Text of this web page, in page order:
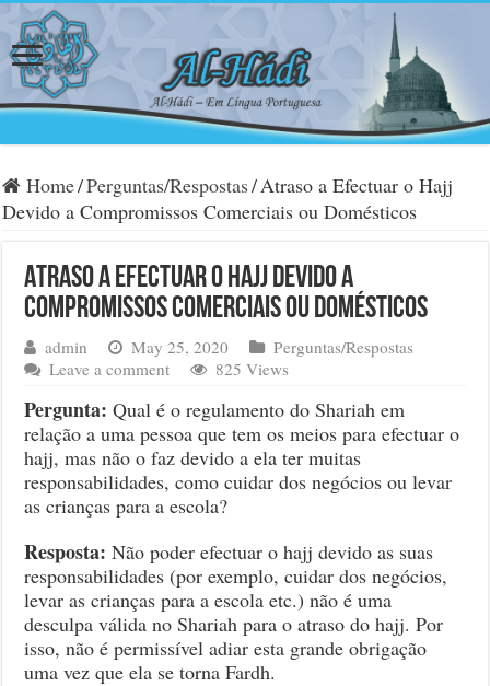
Home/Perguntas/Respostas/Atraso a Efectuar o Hajj
Devido a Compromissos Comerciais ou Domésticos
Atraso a Efectuar o Hajj Devido a
Compromissos Comerciais ou Domésticos
admin May 25, 2020
Perguntas/Respostas
Leave a comment
825 Views
Pergunta: Qual é o regulamento do Shariah em
relação a uma pessoa que tem os meios para efectuar o
hajj, mas não o faz devido a ela ter muitas
responsabilidades, como cuidar dos negócios ou levar
as crianças para a escola?
Resposta: Não poder efectuar o hajj devido as suas
responsabilidades (por exemplo, cuidar dos negócios,
levar as crianças para a escola etc.) não é uma
desculpa válida no Shariah para o atraso do hajj. Por
isso, não é permissível adiar esta grande obrigação
uma vez que ela se torna Fardh.